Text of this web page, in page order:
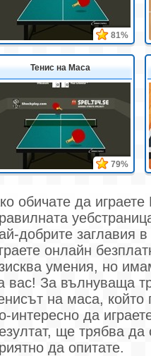
81%
Тенис на Маса
79%
обичате да
добрите заглавия
онлайн
умения, но
вас! За вълнуваща
на маса, който
интересно да
ще трябва
да опитате.